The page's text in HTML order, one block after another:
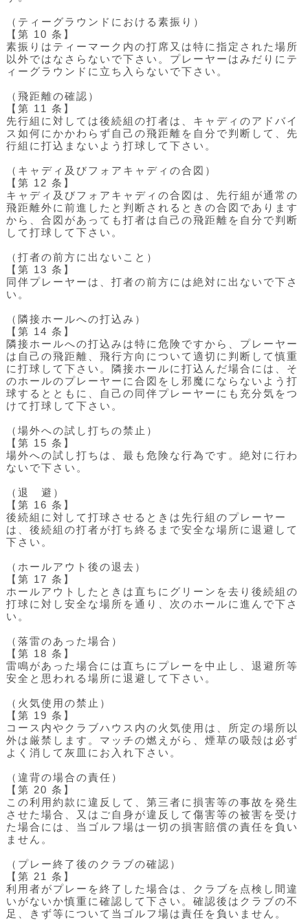
（ティーグラウンドにおける素振り）
【第 10 条】
素振りはティーマーク内の打席又は特に指定された場所
以外ではなさらないで下さい。プレーヤーはみだりにテ
ィーグラウンドに立ち入らないで下さい。
（飛距離の確認）
【第 11 条】
先行組に対しては後続組の打者は、キャディのアドバイ
ス如何にかかわらず自己の飛距離を自分で判断して、先
行組に打込まないよう打球して下さい。
（キャディ及びフォアキャディの合図）
【第 12 条】
キャディ及びフォアキャディの合図は、先行組が通常の
飛距離外に前進したと判断されるときの合図であります
から、合図があっても打者は自己の飛距離を自分で判断
して打球して下さい。
（打者の前方に出ないこと）
【第 13 条】
同伴プレーヤーは、打者の前方には絶対に出ないで下さ
い。
（隣接ホールへの打込み）
【第 14 条】
隣接ホールへの打込みは特に危険ですから、プレーヤー
は自己の飛距離、飛行方向について適切に判断して慎重
に打球して下さい。隣接ホールに打込んだ場合には、そ
のホールのプレーヤーに合図をし邪魔にならないよう打
球するとともに、自己の同伴プレーヤーにも充分気をつ
けて打球して下さい。
（場外への試し打ちの禁止）
【第 15 条】
場外への試し打ちは、最も危険な行為です。絶対に行わ
ないで下さい。
（退 避）
【第 16 条】
後続組に対して打球させるときは先行組のプレーヤー
は、後続組の打者が打ち終るまで安全な場所に退避して
下さい。
（ホールアウト後の退去）
【第 17 条】
ホールアウトしたときは直ちにグリーンを去り後続組の
打球に対し安全な場所を通り、次のホールに進んで下さ
い。
（落雷のあった場合）
【第 18 条】
雷鳴があった場合には直ちにプレーを中止し、退避所等
安全と思われる場所に退避して下さい。
（火気使用の禁止）
【第 19 条】
コース内やクラブハウス内の火気使用は、所定の場所以
外は厳禁します。マッチの燃えがら、煙草の吸殻は必ず
よく消して灰皿にお入れ下さい。
（違背の場合の責任）
【第 20 条】
この利用約款に違反して、第三者に損害等の事故を発生
させた場合、又はご自身が違反して傷害等の被害を受け
た場合には、当ゴルフ場は一切の損害賠償の責任を負い
ません。
（プレー終了後のクラブの確認）
【第 21 条】
利用者がプレーを終了した場合は、クラブを点検し間違
いがないか慎重に確認して下さい。確認後はクラブの不
足、きず等について当ゴルフ場は責任を負いません。